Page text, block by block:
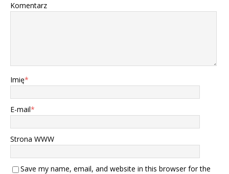
Komentarz
Imię*
E-mail*
Strona WWW
Save my name, email, and website in this browser for the